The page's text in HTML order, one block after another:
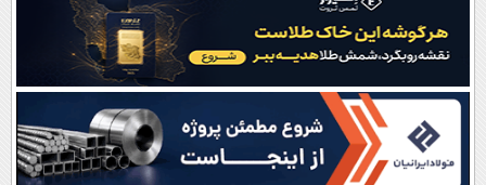
نظرسنجی
آب و هوا
اوقات شرعی
سواد زندگی